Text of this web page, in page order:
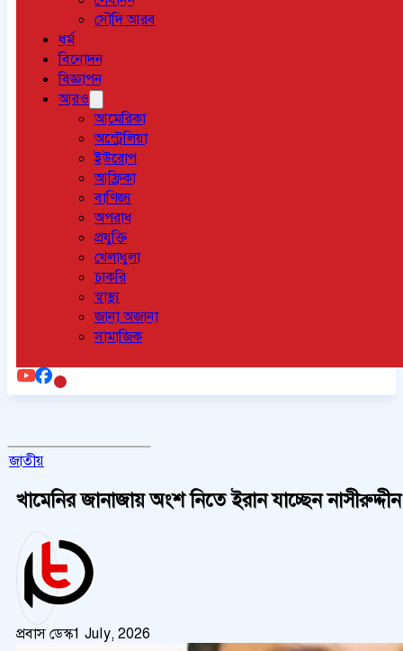
সৌদি আরব
ধর্ম
বিনোদন
বিজ্ঞাপন
আরও
আমেরিকা
অস্ট্রেলিয়া
ইউরোপ
আফ্রিকা
বাণিজ্য
অপরাধ
প্রযুক্তি
খেলাধুলা
চাকরি
স্বাস্থ্য
জানা অজানা
সামাজিক
জাতীয়
খামেনির জানাজায় অংশ নিতে ইরান যাচ্ছেন
প্রবাস ডেস্ক1 July, 2026